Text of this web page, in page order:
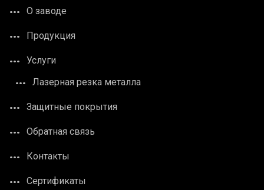
О заводе
Продукция
Услуги
Лазерная резка металла
Защитные покрытия
Обратная связь
Контакты
Сертификаты